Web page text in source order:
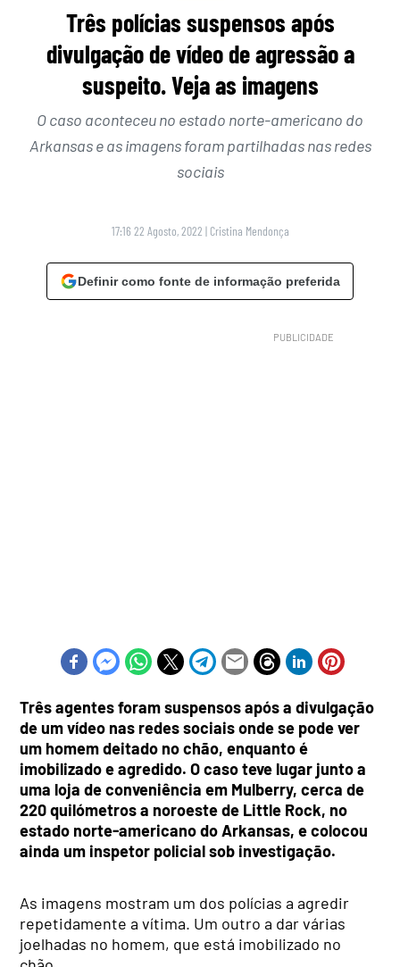
Três polícias suspensos após
divulgação de vídeo de agressão a
suspeito. Veja as imagens
O caso aconteceu no estado norte-americano do
Arkansas e as imagens foram partilhadas nas redes
sociais
17:16 22 Agosto, 2022 | Cristina Mendonça
Definir como fonte de informação preferida
Três agentes foram suspensos após a divulgação
de um vídeo nas redes sociais onde se pode ver
um homem deitado no chão, enquanto é
imobilizado e agredido. O caso teve lugar junto a
uma loja de conveniência em Mulberry, cerca de
220 quilómetros a noroeste de Little Rock, no
estado norte-americano do Arkansas, e colocou
ainda um inspetor policial sob investigação.
As imagens mostram um dos polícias a agredir
repetidamente a vítima. Um outro a dar várias
joelhadas no homem, que está imobilizado no